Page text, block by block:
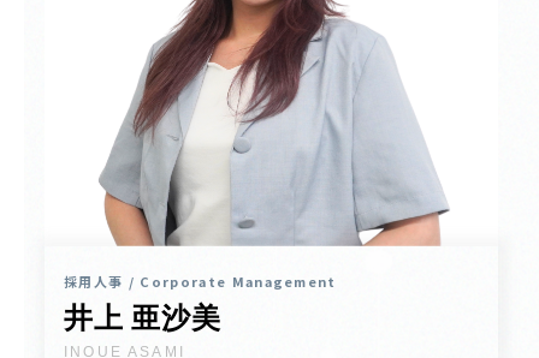
採用人事 / Corporate Management
井上 亜沙美
INOUE ASAMI